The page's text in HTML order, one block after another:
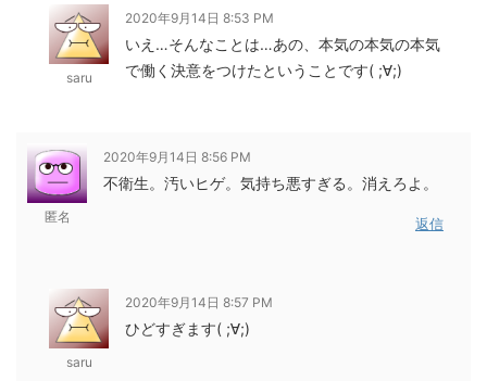
saru
2020年9月14日 8:53 PM
いえ…そんなことは…あの、本気の本気の本気
で働く決意をつけたということです( ;∀;)
匿名
2020年9月14日 8:56 PM
不衛生。汚いヒゲ。気持ち悪すぎる。消えろよ。
返信
saru
2020年9月14日 8:57 PM
ひどすぎます( ;∀;)